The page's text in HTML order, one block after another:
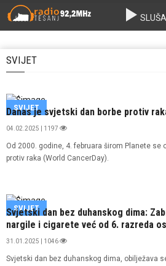
SVIJET
SVIJET
Danas je svjetski dan borbe protiv
04.02.2025 | 1197
Od 2000. godine, 4. februara širom Planete se
protiv raka (World CancerDay).
SVIJET
Svjetski dan bez duhanskog dima:
nargile i cigarete već od 6. razreda
31.01.2025 | 1046
Svjetski dan bez duhanskog dima, obilježava